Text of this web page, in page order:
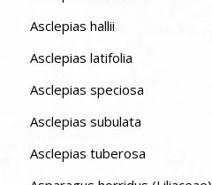
Asclepias hallii
Asclepias latifolia
Asclepias speciosa
Asclepias subulata
Asclepias tuberosa